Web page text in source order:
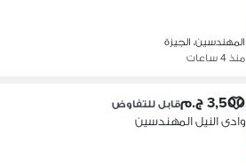
المهندسين، الجيزة
منذ 4 ساعات
3,500 ج.م قابل للتفاوض
وادى النيل المهندسين